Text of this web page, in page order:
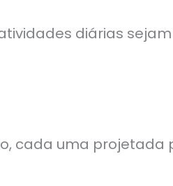
diárias
cada uma